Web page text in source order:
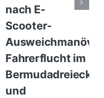
nach E-
Scooter-
Fahrerflucht im
Bermudadreieck
und